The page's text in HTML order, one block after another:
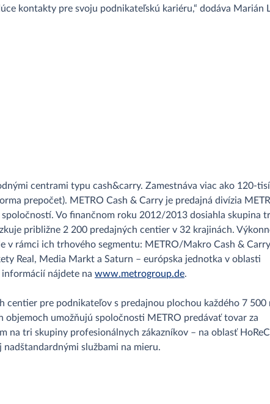
kontakty pre svoju podnikateľskú kariéru,“ dodáva Marián
centrami typu cash&carry. Zamestnáva viac ako 120-
prepočet). METRO Cash & Carry je predajná divízia
Vo finančnom roku 2012/2013 dosiahla skupina
približne 2 200 predajných centier v 32 krajinách.
v rámci ich trhového segmentu: METRO/Makro Cash &
Real, Media Markt a Saturn – európska jednotka v oblasti
nájdete na www.metrogroup.de.
centier pre podnikateľov s predajnou plochou každého 7 500
umožňujú spoločnosti METRO predávať tovar za
na tri skupiny profesionálnych zákazníkov – na oblasť
službami na mieru.